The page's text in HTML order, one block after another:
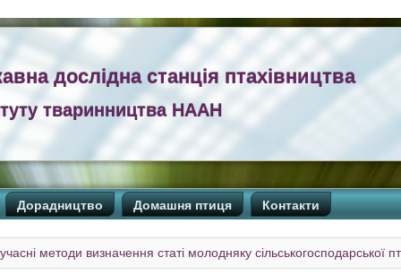
дослідна станція птахівництва
тваринництва НААН
Дорадництво Домашня птиця Контакти
методи визначення статі молодняку сільськогосподарської